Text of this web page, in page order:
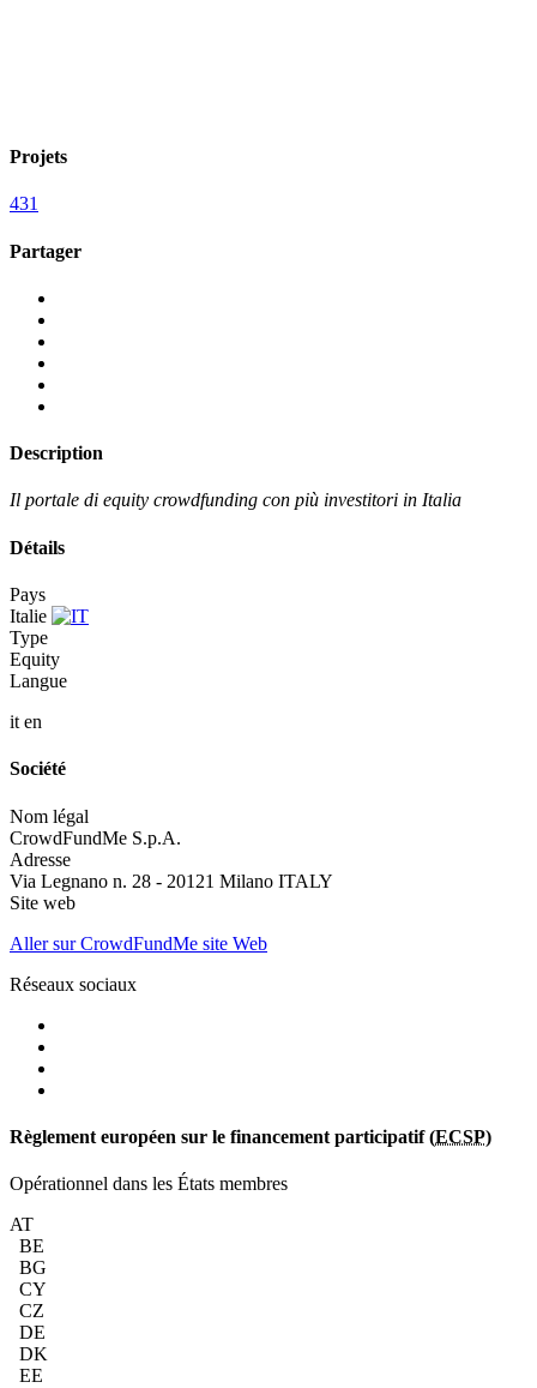
Projets
431
Partager
Description
Il portale di equity crowdfunding con più investitori in Italia
Détails
Pays
Italie
Type
Equity
Langue
it en
Société
Nom légal
CrowdFundMe S.p.A.
Adresse
Via Legnano n. 28 - 20121 Milano ITALY
Site web
Aller sur CrowdFundMe site Web
Réseaux sociaux
Règlement européen sur le financement participatif (ECSP)
Opérationnel dans les États membres
AT
BE
BG
CY
CZ
DE
DK
EE